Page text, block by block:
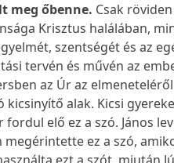
meg őbenne. Csak
Krisztus halálában,
szentségét és az
tervén és művén az
az Úr az
kicsinyítő alak. Kicsi
fordul elő ez a szó. János
megérintette ez a szó,